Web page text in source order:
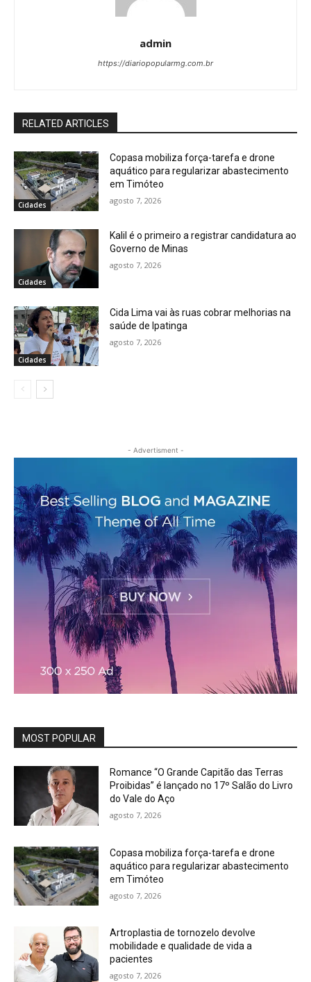
admin
https://diariopopularmg.com.br
RELATED ARTICLES
Cidades
Copasa mobiliza força-tarefa e drone
aquático para regularizar abastecimento
em Timóteo
agosto 7, 2026
Cidades
Kalil é o primeiro a registrar candidatura ao
Governo de Minas
agosto 7, 2026
Cidades
Cida Lima vai às ruas cobrar melhorias na
saúde de Ipatinga
agosto 7, 2026
- Advertisment -
MOST POPULAR
Romance “O Grande Capitão das Terras
Proibidas” é lançado no 17º Salão do Livro
do Vale do Aço
agosto 7, 2026
Copasa mobiliza força-tarefa e drone
aquático para regularizar abastecimento
em Timóteo
agosto 7, 2026
Artroplastia de tornozelo devolve
mobilidade e qualidade de vida a
pacientes
agosto 7, 2026